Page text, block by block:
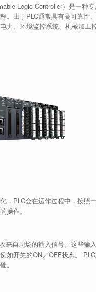
Logic Controller）是一种
。由于PLC通常具有高可靠
、环境监控系统、机械加工控
，PLC会在运作过程中，按
操作。
来自现场的输入信号。这些
如开关的ON／OFF状态。
。